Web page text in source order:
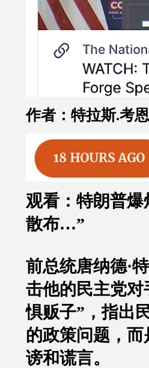
作者：特拉斯.考
观看：特朗普
散布…”
前总统唐纳德·
击他的民主党
惧贩子”，指出
的政策问题，
谤和谎言。